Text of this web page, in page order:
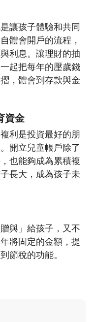
讓孩子體驗和共同
體會開戶的流程，
利息。讓理財的抽
起把每年的壓歲錢
，體會到存款與金
資金
利是投資最好的朋
開立兒童帳戶除了
也能夠成為累積複
長大，成為孩子未
與」給孩子，又不
將固定的金額，提
節稅的功能。